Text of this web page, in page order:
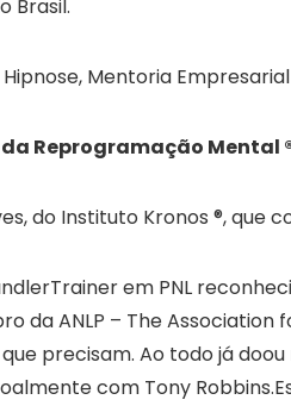
Brasil.
Hipnose, Mentoria
da Reprogramação Mental
do Instituto Kronos ®, que
em PNL
da ANLP – The
precisam. Ao todo já
com Tony